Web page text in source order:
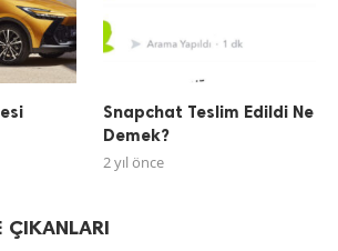
Snapchat Teslim Edildi Ne
Demek?
2 yıl önce
ÇIKANLARI